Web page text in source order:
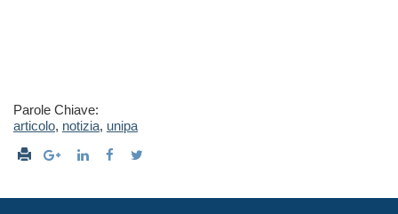
Parole Chiave:
articolo, notizia, unipa